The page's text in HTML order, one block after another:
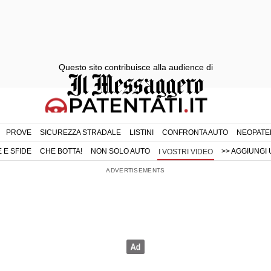
PROVE SICUREZZA STRADALE LISTINI CONFRONTA AUTO
E SFIDE CHE BOTTA! NON SOLO AUTO I VOSTRI VIDEO >> AGGIUNGI
Questo sito contribuisce alla audience di